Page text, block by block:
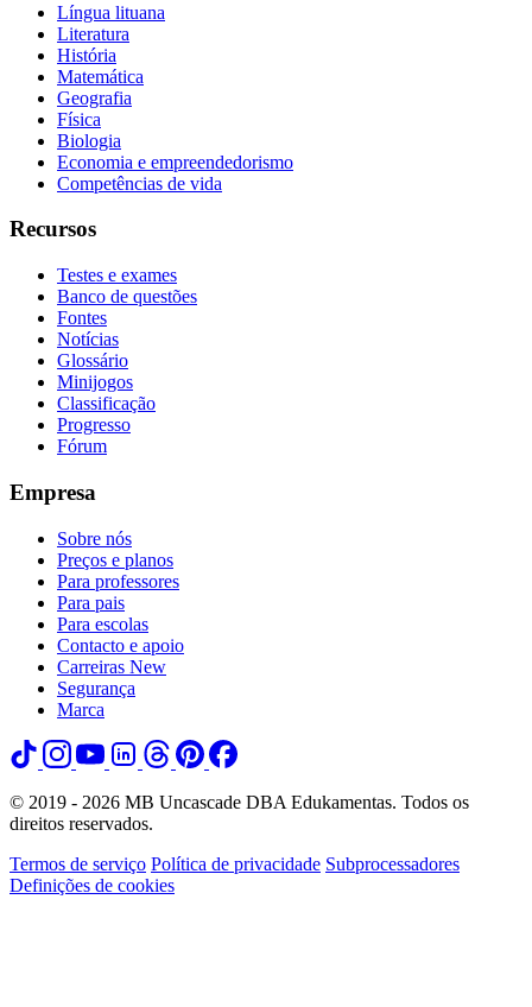
Língua lituana
Literatura
História
Matemática
Geografia
Física
Biologia
Economia e empreendedorismo
Competências de vida
Recursos
Testes e exames
Banco de questões
Fontes
Notícias
Glossário
Minijogos
Classificação
Progresso
Fórum
Empresa
Sobre nós
Preços e planos
Para professores
Para pais
Para escolas
Contacto e apoio
Carreiras New
Segurança
Marca
© 2019 - 2026 MB Uncascade DBA Edukamentas. Todos os
direitos reservados.
Termos de serviço Política de privacidade Subprocessadores
Definições de cookies